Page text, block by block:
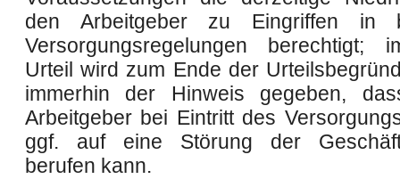
den Arbeitgeber zu Eingriffen in
Versorgungsregelungen berechtigt;
Urteil wird zum Ende der
immerhin der Hinweis gegeben,
Arbeitgeber bei Eintritt des
ggf. auf eine Störung der
berufen kann.